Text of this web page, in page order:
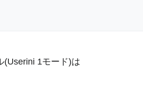
(Userini 1モード)は